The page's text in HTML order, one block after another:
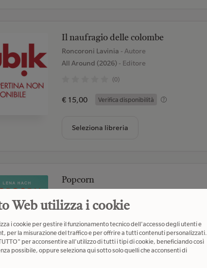
Il naufragio delle colombe
Roncoroni Lavinia - Autore
All Around (2026)- Editore
(0)
€ 15,00 Verifica disponibilità
Seleziona libreria
Popcorn
LupoGuido (2026)- Editore
(0)
€ 15,00 Verifica disponibilità
Web utilizza i cookie
i cookie per gestire il funzionamento tecnico dell'accesso degli utenti e
per la misurazione del traffico e per offrire a tutti contenuti personalizzati.
TUTTO" per acconsentire all'utilizzo di tutti i tipi di cookie, beneficiando così
possibile, oppure seleziona qui sotto solo quelli che acconsenti di